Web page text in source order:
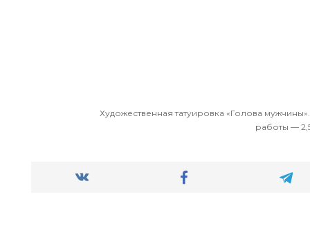
Художественная татуировка «Голова
работы —